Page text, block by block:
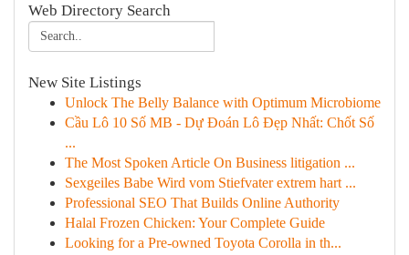
Web Directory Search
New Site Listings
Unlock The Belly Balance with Optimum Microbiome
Cầu Lô 10 Số MB - Dự Đoán Lô Đẹp Nhất: Chốt Số
...
The Most Spoken Article On Business litigation ...
Sexgeiles Babe Wird vom Stiefvater extrem hart ...
Professional SEO That Builds Online Authority
Halal Frozen Chicken: Your Complete Guide
Looking for a Pre-owned Toyota Corolla in th...